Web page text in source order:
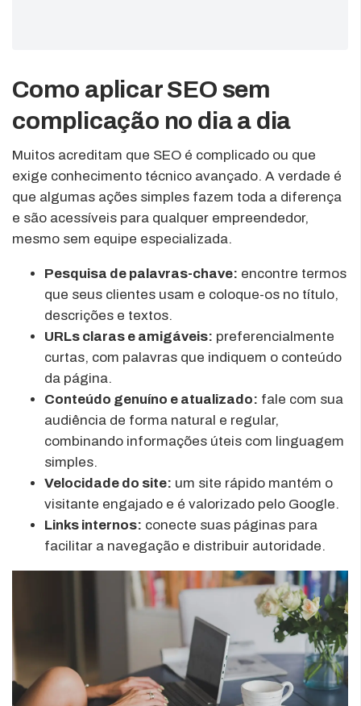
Como aplicar SEO sem
complicação no dia a dia
Muitos acreditam que SEO é complicado ou que
exige conhecimento técnico avançado. A verdade é
que algumas ações simples fazem toda a diferença
e são acessíveis para qualquer empreendedor,
mesmo sem equipe especializada.
Pesquisa de palavras-chave: encontre termos
que seus clientes usam e coloque-os no título,
descrições e textos.
URLs claras e amigáveis: preferencialmente
curtas, com palavras que indiquem o conteúdo
da página.
Conteúdo genuíno e atualizado: fale com sua
audiência de forma natural e regular,
combinando informações úteis com linguagem
simples.
Velocidade do site: um site rápido mantém o
visitante engajado e é valorizado pelo Google.
Links internos: conecte suas páginas para
facilitar a navegação e distribuir autoridade.